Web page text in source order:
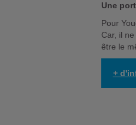
Une
Pour
Car, il
être le
+